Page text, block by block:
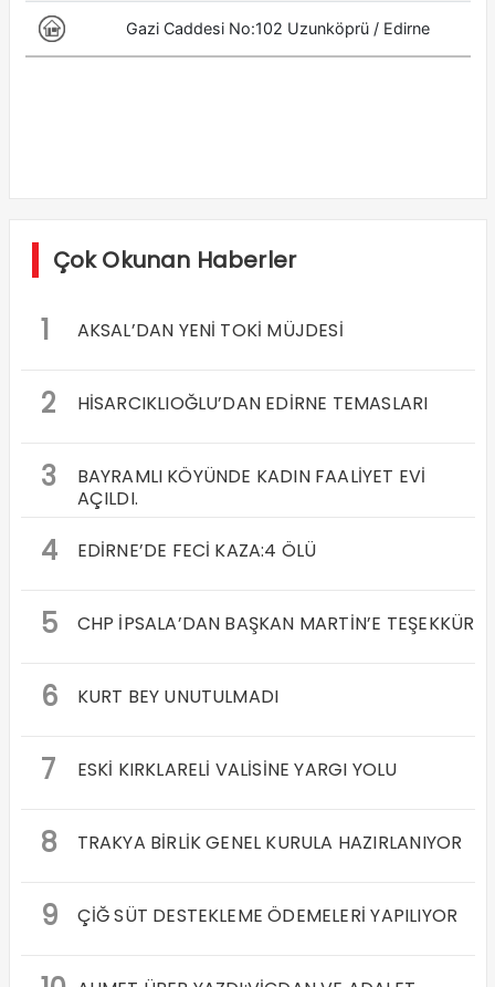
Çok Okunan Haberler
1 AKSAL’DAN YENİ TOKİ MÜJDESİ
2 HİSARCIKLIOĞLU’DAN EDİRNE TEMASLARI
3
BAYRAMLI KÖYÜNDE KADIN FAALİYET EVİ
AÇILDI.
4 EDİRNE’DE FECİ KAZA:4 ÖLÜ
5 CHP İPSALA’DAN BAŞKAN MARTİN’E TEŞEKKÜR
6 KURT BEY UNUTULMADI
7 ESKİ KIRKLARELİ VALİSİNE YARGI YOLU
8 TRAKYA BİRLİK GENEL KURULA HAZIRLANIYOR
9 ÇİĞ SÜT DESTEKLEME ÖDEMELERİ YAPILIYOR